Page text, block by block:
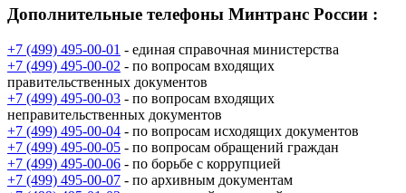
- Федеральная служба по надзору в сфере транспорта
(Ространснадзор)
- Федеральное агентство воздушного транспорта
(Росавиация)
- Федеральное дорожное агентство (Росавтодор)
- Федеральное агентство железнодорожного транспорта
(Росжелдор)
- Федеральное агентство морского и речного транспорта
Дополнительные телефоны Минтранс России :
+7 (499) 495-00-01 - единая справочная министерства
+7 (499) 495-00-02 - по вопросам входящих
правительственных документов
+7 (499) 495-00-03 - по вопросам входящих
неправительственных документов
+7 (499) 495-00-04 - по вопросам исходящих документов
+7 (499) 495-00-05 - по вопросам обращений граждан
+7 (499) 495-00-06 - по борьбе с коррупцией
+7 (499) 495-00-07 - по архивным документам